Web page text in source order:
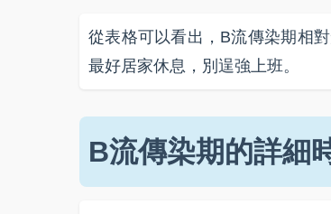
從表格可以看出，B流傳染期相
最好居家休息，別逞強上班。
B流傳染期的詳細